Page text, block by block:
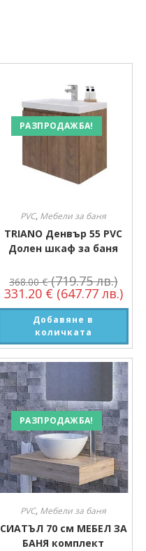
РАЗПРОДАЖБА!
PVC, Мебели за баня
TRIANO Денвър 55 PVC
Долен шкаф за баня
368.00€ (719.75 лв.)
331.20 € (647.77 лв.)
Добавяне в
количката
РАЗПРОДАЖБА!
PVC, Мебели за баня
СИАТЪЛ 70 см МЕБЕЛ ЗА
БАНЯ комплект